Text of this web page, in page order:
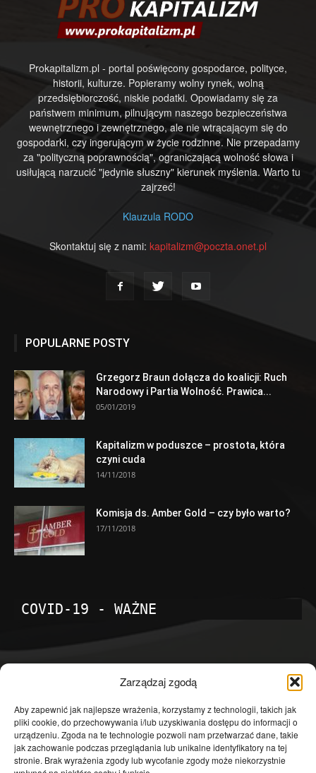
Zarządzaj zgodą
Aby zapewnić jak najlepsze wrażenia, korzystamy z technologii, takich jak
pliki cookie, do przechowywania i/lub uzyskiwania dostępu do informacji o
urządzeniu. Zgoda na te technologie pozwoli nam przetwarzać dane, takie
jak zachowanie podczas przeglądania lub unikalne identyfikatory na tej
stronie. Brak wyrażenia zgody lub wycofanie zgody może niekorzystnie
Prokapitalizm.pl - portal poświęcony gospodarce, polityce,
historii, kulturze. Popieramy wolny rynek, wolną
przedsiębiorczość, niskie podatki. Opowiadamy się za
państwem minimum, pilnującym naszego bezpieczeństwa
wewnętrznego i zewnętrznego, ale nie wtrącającym się do
gospodarki, czy ingerującym w życie rodzinne. Nie przepadamy
za "polityczną poprawnością", ograniczającą wolność słowa i
usiłującą narzucić "jedynie słuszny" kierunek myślenia. Warto tu
zajrzeć!
Klauzula RODO
Skontaktuj się z nami: kapitalizm@poczta.onet.pl
POPULARNE POSTY
Grzegorz Braun dołącza do koalicji: Ruch
Narodowy i Partia Wolność. Prawica...
05/01/2019
Kapitalizm w poduszce – prostota, która
czyni cuda
14/11/2018
Komisja ds. Amber Gold – czy było warto?
17/11/2018
COVID-19 - WAŻNE
Temat dnia
4601
Publicystyka
4363
Polityka
3639